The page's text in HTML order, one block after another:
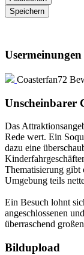
Coasterfan72
Unscheinbarer
Das
Rede wert. Ein
dazu eine
Thematisierung gibt
Umgebung teils
Ein Besuch lohnt
angeschlossenen
überraschend
Bildupload